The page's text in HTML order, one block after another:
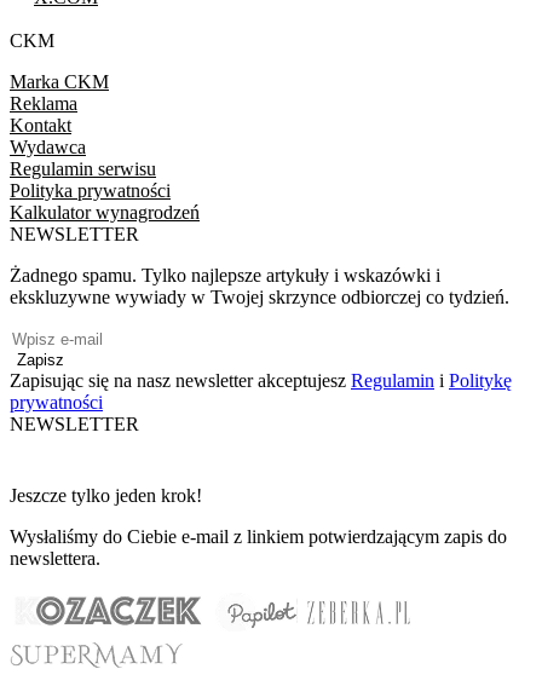
CKM
Marka CKM
Reklama
Kontakt
Wydawca
Regulamin serwisu
Polityka prywatności
Kalkulator wynagrodzeń
NEWSLETTER
Żadnego spamu. Tylko najlepsze artykuły i wskazówki i
ekskluzywne wywiady w Twojej skrzynce odbiorczej co tydzień.
Zapisz
Zapisując się na nasz newsletter akceptujesz Regulamin i Politykę
prywatności
NEWSLETTER
Jeszcze tylko jeden krok!
Wysłaliśmy do Ciebie e-mail z linkiem potwierdzającym zapis do
newslettera.